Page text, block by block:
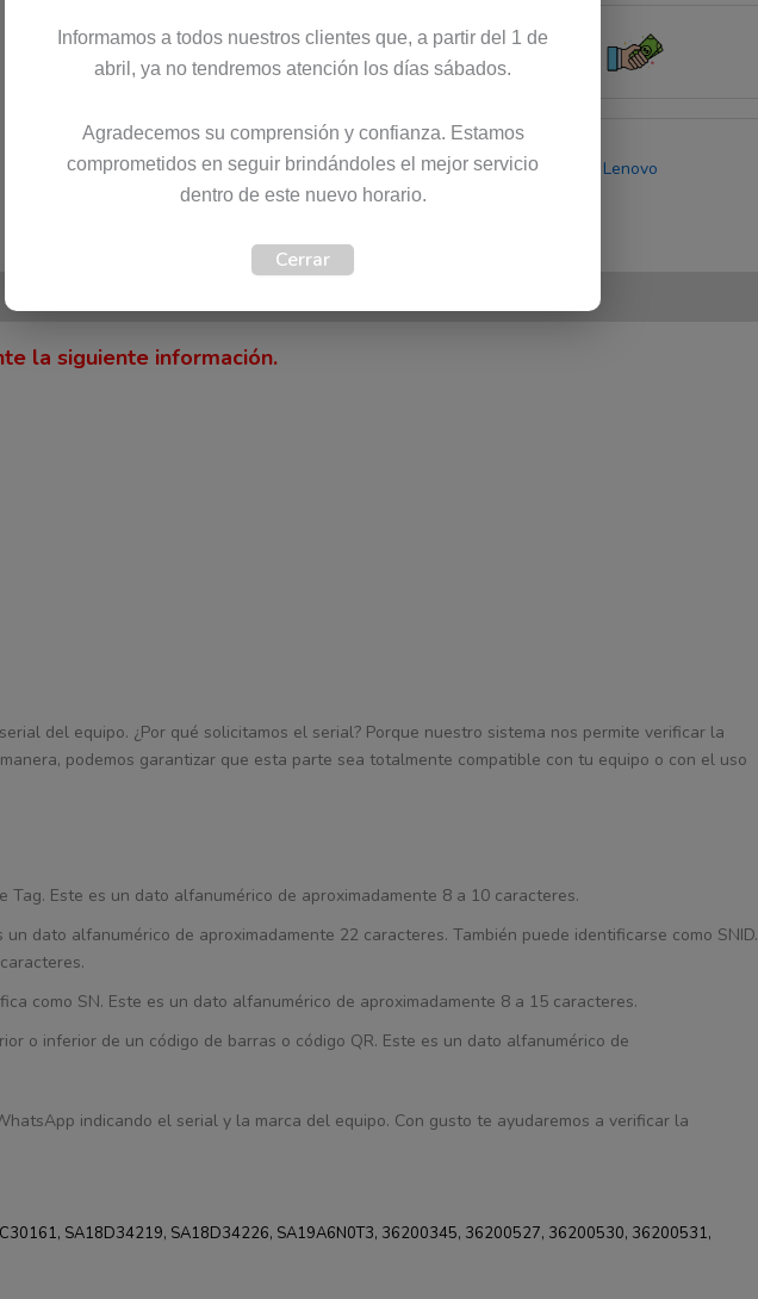
SKU:SA18C01256 Categoría:Cargadores
Etiquetas:Envio Gratis,Garantia 12 meses, Original Lenovo
(0)
la siguiente información.
del equipo. ¿Por qué solicitamos el serial? Porque nuestro sistema nos permite verificar la
podemos garantizar que esta parte sea totalmente compatible con tu equipo o con el uso
Tag. Este es un dato alfanumérico de aproximadamente 8 a 10 caracteres.
dato alfanumérico de aproximadamente 22 caracteres. También puede identificarse como SNID.
como SN. Este es un dato alfanumérico de aproximadamente 8 a 15 caracteres.
o inferior de un código de barras o código QR. Este es un dato alfanumérico de
indicando el serial y la marca del equipo. Con gusto te ayudaremos a verificar la
SA18D34219, SA18D34226, SA19A6N0T3, 36200345, 36200527, 36200530, 36200531,
Informamos a todos nuestros clientes que, a partir del 1 de
abril, ya no tendremos atención los días sábados.
Agradecemos su comprensión y confianza. Estamos
comprometidos en seguir brindándoles el mejor servicio
dentro de este nuevo horario.
Cerrar